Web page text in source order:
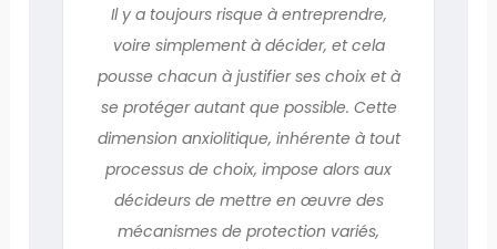
Il y a toujours risque à entreprendre,
voire simplement à décider, et cela
pousse chacun à justifier ses choix et à
se protéger autant que possible. Cette
dimension anxiolitique, inhérente à tout
processus de choix, impose alors aux
décideurs de mettre en œuvre des
mécanismes de protection variés,